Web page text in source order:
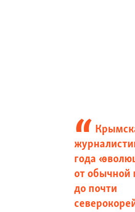
года
от обычной
до почти